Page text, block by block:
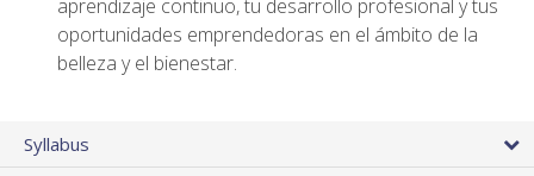
aprendizaje continuo, tu desarrollo profesional y tus
oportunidades emprendedoras en el ámbito de la
belleza y el bienestar.
Syllabus